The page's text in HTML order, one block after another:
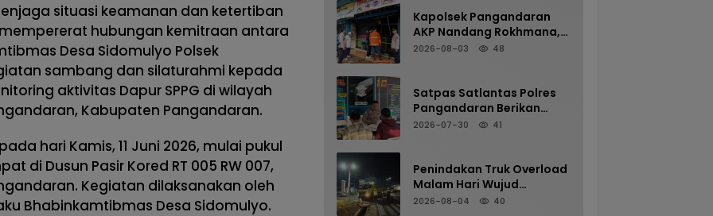
situasi keamanan dan ketertiban
hubungan kemitraan antara
Desa Sidomulyo Polsek
sambang dan silaturahmi kepada
aktivitas Dapur SPPG di wilayah
Kabupaten Pangandaran.
hari Kamis, 11 Juni 2026, mulai pukul
di Dusun Pasir Kored RT 005 RW 007,
Kegiatan dilaksanakan oleh
Bhabinkamtibmas Desa Sidomulyo.
Kapolsek Pangandaran
AKP Nandang Rokhmana,
S.H., M.H. Bersama
2026-08-03 48
Satpas Satlantas Polres
Pangandaran Berikan
Pelayanan Prima melalui
dan Humanis
2026-07-30 41
Penindakan Truk Overload
Malam Hari Wujud
Komitmen Satlantas
2026-08-04 40